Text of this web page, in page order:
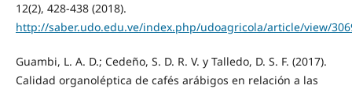
12(2), 428-438 (2018).
http://saber.udo.edu.ve/index.php/udoagricola/article/view/
Guambi, L. A. D.; Cedeño, S. D. R. V. y Talledo, D. S. F. (2017).
Calidad organoléptica de cafés arábigos en relación a las